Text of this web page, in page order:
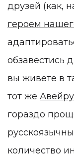
друзей (как,
героем
обзавестись
вы живете в
тот же Авейру
гораздо
количество